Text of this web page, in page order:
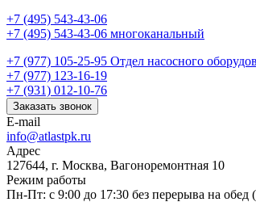
+7 (495) 543-43-06
+7 (495) 543-43-06 многоканальный
+7 (977) 105-25-95 Отдел насосного
+7 (977) 123-16-19
+7 (931) 012-10-76
Заказать звонок
E-mail
info@atlastpk.ru
Адрес
127644, г. Москва, Вагоноремонтная 10
Режим работы
Пн-Пт: с 9:00 до 17:30 без перерыва на